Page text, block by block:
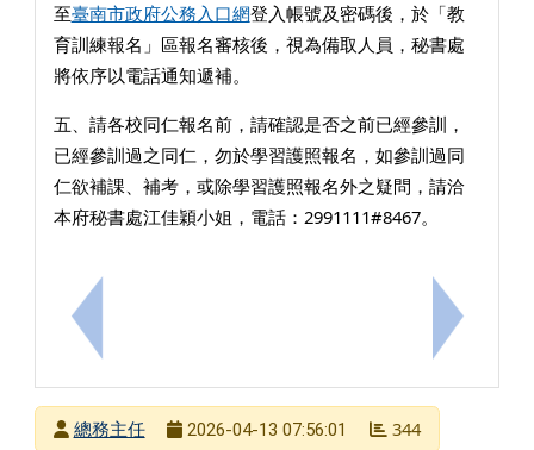
上一筆：為因應夏季用電及水情需求，請加強落實節能
至臺南市政府公務入口網登入帳號及密碼後，於「教
育訓練報名」區報名審核後，視為備取人員，秘書處
將依序以電話通知遞補。
五、請各校同仁報名前，請確認是否之前已經參訓，
已經參訓過之同仁，勿於學習護照報名，如參訓過同
仁欲補課、補考，或除學習護照報名外之疑問，請洽
本府秘書處江佳穎小姐，電話：2991111#8467。
下一筆：
發布者總務主任
2026-04-13 07:56:01 344